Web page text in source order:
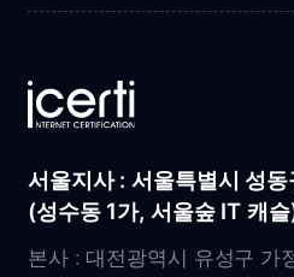
서울지사 : 서울특별시 성
(성수동 1가, 서울숲 IT 캐
본사 : 대전광역시 유성구